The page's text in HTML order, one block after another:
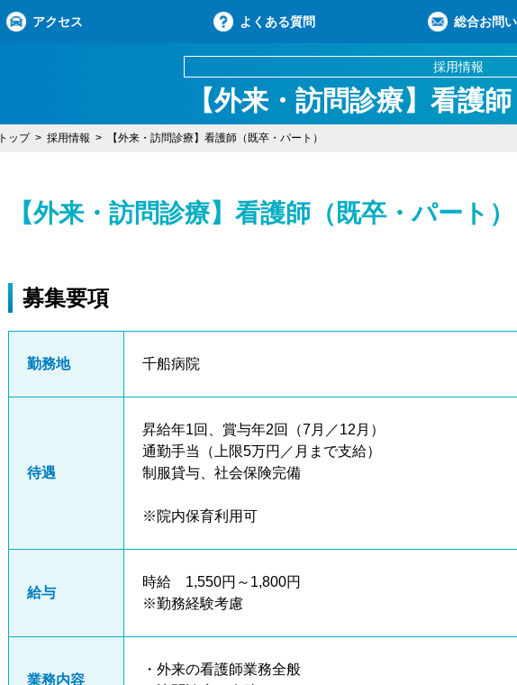
アクセス よくある質問 総合お問
採用情報
【外来・訪問診療】看護
トップ 採用情報 【外来・訪問診療】看護師（既卒・パート）
【外来・訪問診療】看護師（既卒・パート）
募集要項
勤務地 千船病院
待遇
昇給年1回、賞与年2回（7月／12月）
通勤手当（上限5万円／月まで支給）
制服貸与、社会保険完備
※院内保育利用可
給与
時給 1,550円～1,800円
※勤務経験考慮
業務内容
・外来の看護師業務全般